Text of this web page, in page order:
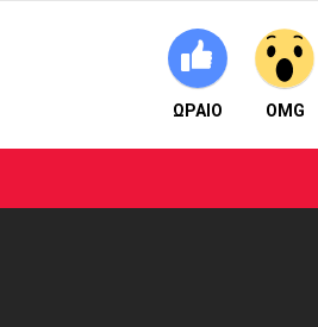
ΩΡΑΙΟ OMG